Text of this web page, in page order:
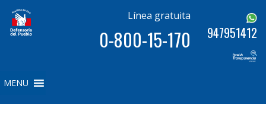
Línea gratuita
0-800-15-170 947951412
MENU